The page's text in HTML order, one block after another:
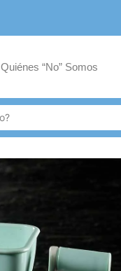
Quiénes “No” Somos